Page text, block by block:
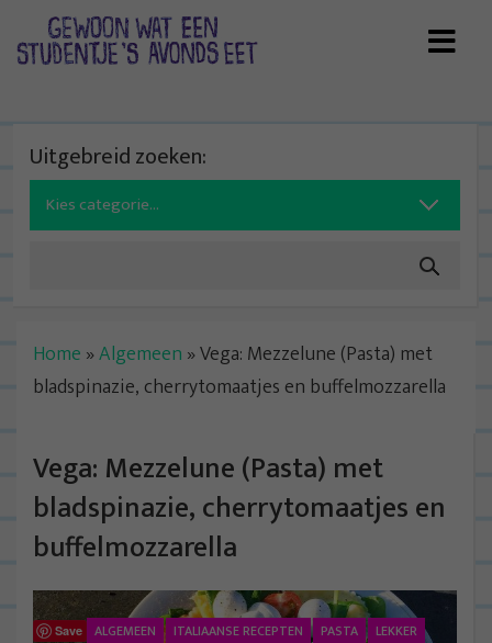
Uitgebreid zoeken:
Search
for:
Home »Algemeen »Vega: Mezzelune (Pasta) met
bladspinazie, cherrytomaatjes en buffelmozzarella
Vega: Mezzelune (Pasta) met
bladspinazie, cherrytomaatjes en
buffelmozzarella
Save ALGEMEEN ITALIAANSE RECEPTEN PASTA
LEKKER